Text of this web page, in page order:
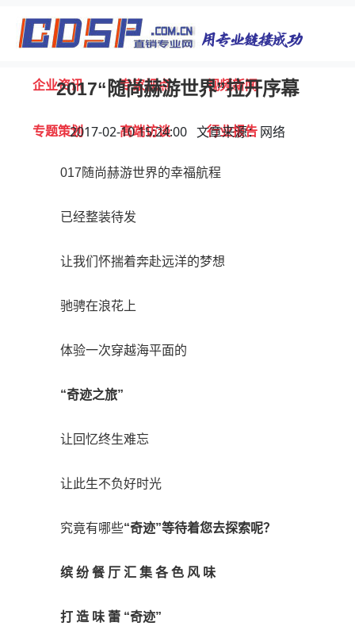
首页 独家报道 行业动态
企业资讯 专家视点 视频新闻
专题策划 高端访谈 行业报告
打击违规 联系我们
2017“随尚赫游世界”拉开序幕
2017-02-10 15:24:00 文章来源：网络
017随尚赫游世界的幸福航程
已经整装待发
让我们怀揣着奔赴远洋的梦想
驰骋在浪花上
体验一次穿越海平面的
“奇迹之旅”
让回忆终生难忘
让此生不负好时光
究竟有哪些“奇迹”等待着您去探索呢？
缤 纷 餐 厅 汇 集 各 色 风 味
打 造 味 蕾 “奇迹”